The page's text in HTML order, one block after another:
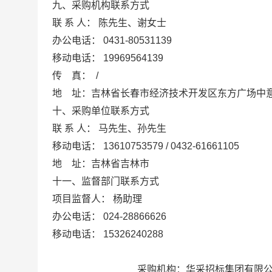
九、采购机构联系方式
联 系 人：
陈先生、谢女士
办公电话：
0431-80531139
移动电话：
19969564139
传
真：
/
地
址： 吉林省长春市经济技术开发区东方广场中
十、采购单位联系方式
联 系 人：
马先生、孙先生
移动电话：
13610753579 / 0432-61661105
地
址： 吉林省吉林市
十一、监督部门联系方式
项目监督人：
杨助理
办公电话：
024-28866626
移动电话：
15326240288
采购机构： 华采招标集团有限